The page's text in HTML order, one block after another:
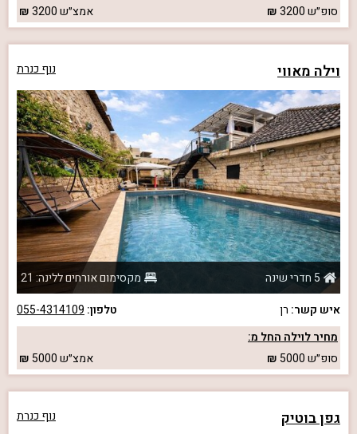
סופ״ש3200 אמצ״ש3200
וילה מאווי נוף כנרת
5 חדרי שינה
מקסימום אורחים ללינה: 21
איש קשר: רן טלפון: 055-4314109
מחיר לוילה החל מ:
סופ״ש5000 אמצ״ש5000
גפן בוטיק נוף כנרת